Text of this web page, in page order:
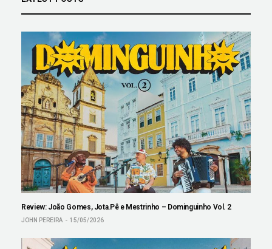
Review: João Gomes, Jota.Pê e Mestrinho – Dominguinho Vol. 2
JOHN PEREIRA 15/05/2026